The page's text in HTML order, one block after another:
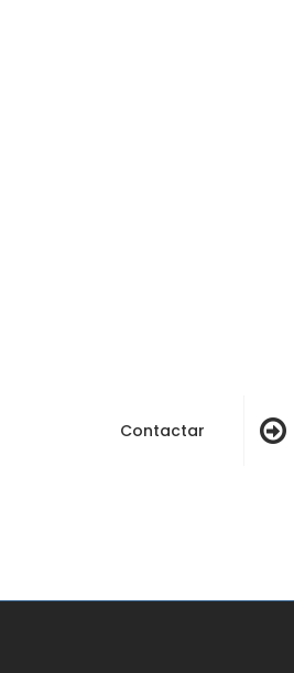
Contactar